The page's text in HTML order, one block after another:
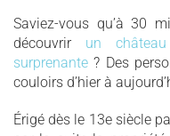
Saviez-vous qu’à 30
découvrir un
surprenante ? Des
couloirs d’hier à
Érigé dès le 13e siècle